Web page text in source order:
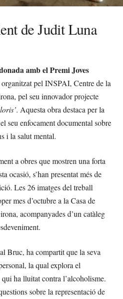
de Judit Luna
amb el Premi Joves
organitzat pel INSPAI, Centre de la
pel seu innovador projecte
. Aquesta obra destaca per la
seu enfocament documental sobre
i la salut mental.
a obres que mostren una forta
ocasió, s’han presentat més de
Les 26 imatges del treball
mes d’octubre a la Casa de
acompanyades d’un catàleg
Bruc, ha compartit que la seva
la qual explora el
ha lluitat contra l’alcoholisme.
sobre la representació de